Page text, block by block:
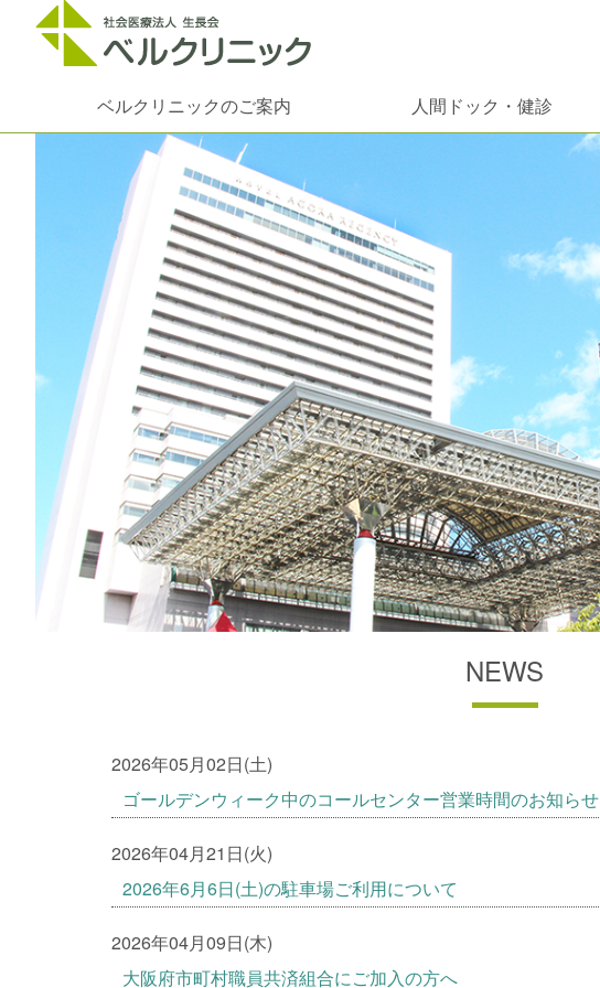
ベルクリニックのご案内
人間ドック・健診
NEWS
2026年05月02日(土)
ゴールデンウィーク中のコールセンター営業時間のお知らせ
2026年04月21日(火)
2026年6月6日(土)の駐車場ご利用について
2026年04月09日(木)
大阪府市町村職員共済組合にご加入の方へ